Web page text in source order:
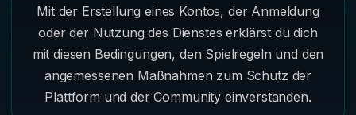
Mit der Erstellung eines Kontos, der Anmeldung
oder der Nutzung des Dienstes erklärst du dich
mit diesen Bedingungen, den Spielregeln und den
angemessenen Maßnahmen zum Schutz der
Plattform und der Community einverstanden.